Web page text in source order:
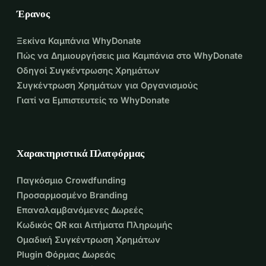
Δες τα μέσα κοινωνικής δικτύωσης μας για να μείνεις
Θα σε δω τότε;
Φιλικά,
Ρομάι
Έρανος
Ξεκίνα Καμπάνια WhyDonate
Πώς να Δημιουργήσεις μια Καμπάνια στο WhyDonate
Οδηγοί Συγκέντρωσης Χρημάτων
Συγκέντρωση Χρημάτων για Οργανισμούς
Γιατί να Εμπιστευτείς το WhyDonate
Χαρακτηριστικά Πλατφόρμας
Παγκόσμιο Crowdfunding
Προσαρμοσμένο Branding
Επαναλαμβανόμενες Δωρεές
Κωδικός QR και Αιτήματα Πληρωμής
Ομαδική Συγκέντρωση Χρημάτων
Plugin Φόρμας Δωρεάς